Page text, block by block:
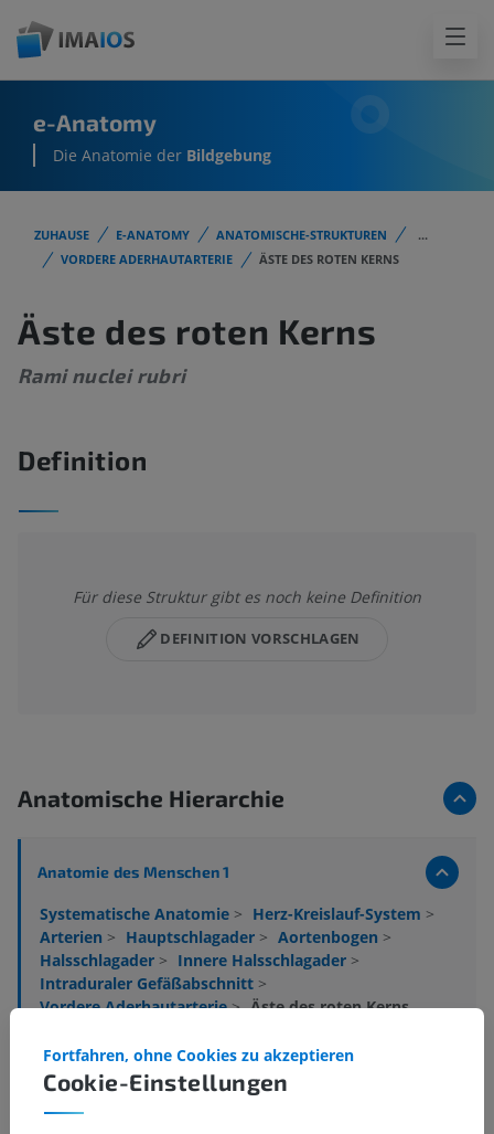
e-Anatomy
Die Anatomie der Bildgebung
ZUHAUSE E-ANATOMY ANATOMISCHE-STRUKTUREN
...
VORDERE ADERHAUTARTERIE
ÄSTE DES ROTEN KERNS
Äste des roten Kerns
Rami nuclei rubri
Definition
Für diese Struktur gibt es noch keine Definition
DEFINITION VORSCHLAGEN
Anatomische Hierarchie
Anatomie des Menschen 1
Systematische Anatomie > Herz-Kreislauf-System >
Arterien > Hauptschlagader > Aortenbogen >
Halsschlagader > Innere Halsschlagader >
Intraduraler Gefäßabschnitt >
Vordere Aderhautarterie> Äste des roten Kerns
Darunterliegende Strukturen:Für dieses anatomische
Teil gibt es keine zugehörigen Strukturen
Cookie-Einstellungen
Fortfahren, ohne Cookies zu akzeptieren